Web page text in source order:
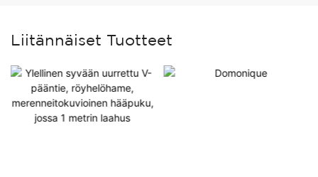
Liitännäiset Tuotteet